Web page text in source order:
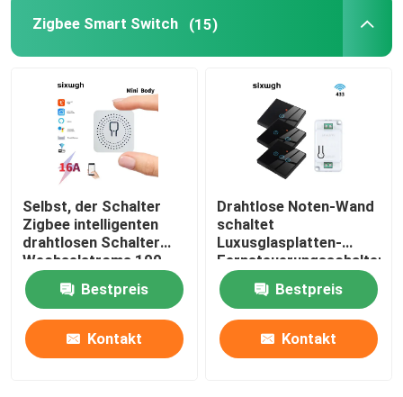
Zigbee Smart Switch (15)
Selbst, der Schalter
Zigbee intelligenten
drahtlosen Schalter
Wechselstroms 100-
240V Homekit erzeugt
Bestpreis
Kontakt
Drahtlose Noten-Wand
schaltet
Luxusglasplatten-
Fernsteuerungsschalter
der Satz-RF433 1gang
Bestpreis
Kontakt